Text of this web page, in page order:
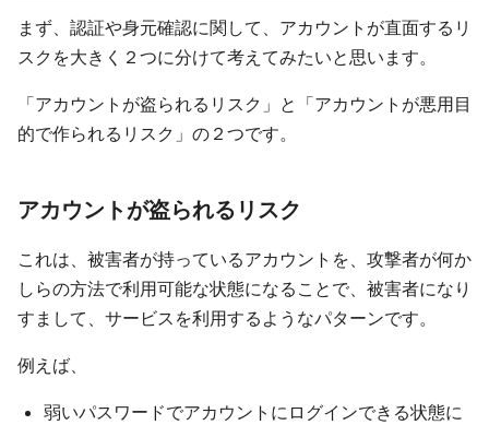
まず、認証や身元確認に関して、アカウントが直面するリ
スクを大きく２つに分けて考えてみたいと思います。
「アカウントが盗られるリスク」と「アカウントが悪用目
的で作られるリスク」の２つです。
アカウントが盗られるリスク
これは、被害者が持っているアカウントを、攻撃者が何か
しらの方法で利用可能な状態になることで、被害者になり
すまして、サービスを利用するようなパターンです。
例えば、
弱いパスワードでアカウントにログインできる状態に